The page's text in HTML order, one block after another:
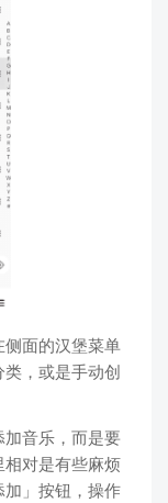
面的汉堡菜单
，或是手动创
音乐，而是要
对是有些麻烦
」按钮，操作